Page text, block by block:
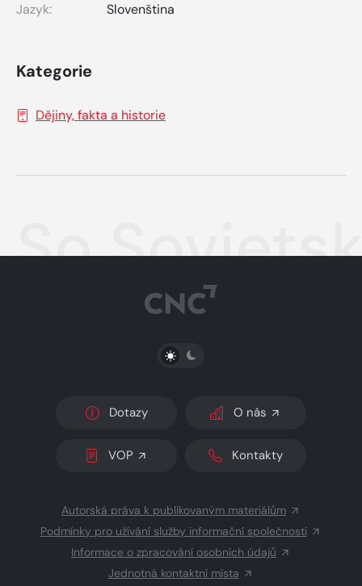
Jazyk:
Slovenština
Kategorie
Dějiny, fakta a historie
So
PŘEPNOUT SVĚTLÝ/TMAVÝ REŽIM
Dotazy O nás
VOP Kontakty
Autorská práva k publikovaným materiálům
Podmínky pro užívání služby informační společnosti
Informace o zpracování osobních údajů
Jednotná kontaktní místa